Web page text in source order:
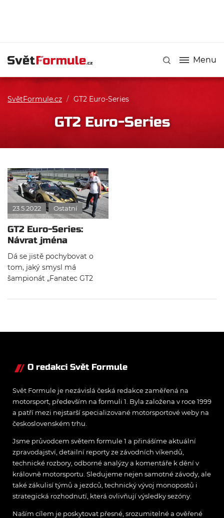
Menu
SvětFormule.cz / GT2 Euro-Series
GT2 Euro-Series
23.5.2022 Ostatní
GT2 Euro-Series:
Návrat jména
Brabham na Spielberg
Dá se jistě pochybovat o
tom, jaký smysl má
šampionát „Fanatec GT2
minulý víkend na Red Bull
subjektivního hlediska se
míry znepřehledňují scénu
scénu vytrvalostních
závodů.
O redakci Svět Formule
Svět Formule je nezávislá česká redakce zaměřená na
motorsport, především na formuli 1. Byla založena v roce 1999
a patří mezi nejstarší specializované motorsportové weby na
československém trhu.
Jsme průvodcem světem formule 1 a přinášíme aktuální
zpravodajství, detailní reporty ze závodních víkendů,
technické rozbory, odborné analýzy a komentáře k dění v
královně motorsportu. Sledujeme nejen samotné závody, ale
také zákulisí týmů a jezdců, technický vývoj monopostů i
strategická rozhodnutí, která ovlivňují výsledky sezóny.
Naším cílem je poskytovat přesné, srozumitelné a ověřené